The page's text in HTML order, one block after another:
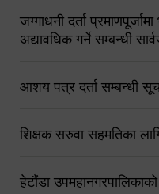
जग्गाधनी दर्ता
अद्यावधिक गर्ने सम्बन्धी
आशय पत्र दर्ता सम्बन्धी
शिक्षक सरुवा सहमतिका
हेटौंडा